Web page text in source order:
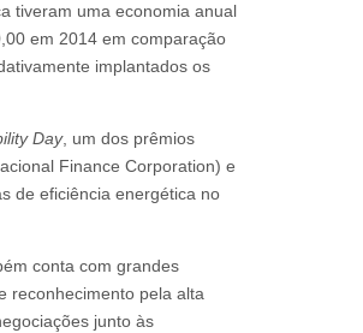
tiveram uma economia anual
em 2014 em comparação
implantados os
Day, um dos prêmios
Finance Corporation) e
de eficiência energética no
conta com grandes
reconhecimento pela alta
junto às